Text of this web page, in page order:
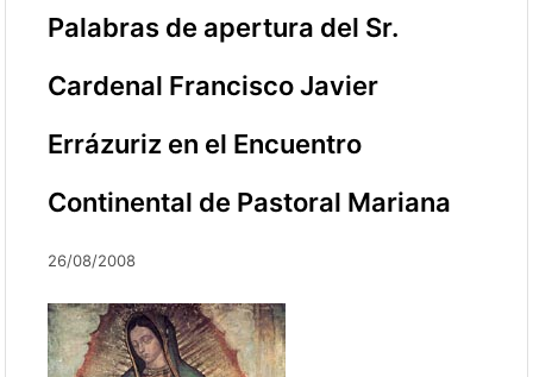
Palabras de apertura del Sr.
Cardenal Francisco Javier
Errázuriz en el Encuentro
Continental de Pastoral Mariana
26/08/2008